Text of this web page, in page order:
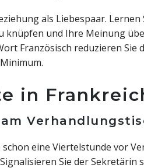
als Liebespaar.
knüpfen und Ihre Meinung
Französisch reduzieren
in
schon eine Viertelstunde vor
Sie der Sekretärin